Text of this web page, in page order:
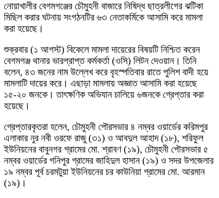
নোয়াখালীর বেগমগঞ্জের চৌমুহনী বাজারে নিষিদ্ধ ছাত্রলীগের ঝটিকা
মিছিল করার ঘটনায় সংগঠনটির ৬৩ নেতাকর্মিকে আসামি করে মামলা
করা হয়েছে।
শুক্রবার (১ আগস্ট) বিকেলে মামলা দায়েরের বিষয়টি নিশ্চিত করেন
বেগমগঞ্জ থানার ভারপ্রাপ্ত কর্মকর্তা (ওসি) লিটন দেওয়ান। তিনি
বলেন, ৪৩ জনের নাম উল্লেখ করে বৃহস্পতিবার রাতে পুলিশ বাদী হয়ে
মামলাটি দায়ের করে। এছাড়া মামলায় অজ্ঞাত আসামি করা হয়েছে
১৫-২০ জনকে। তাৎক্ষণিক অভিযান চালিয়ে ৬জনকে গ্রেপ্তার করা
হয়েছে।
গ্রেপ্তারকৃতরা হলেন, চৌমুহনী পৌরসভার ৪ নম্বর ওয়ার্ডের করিমপুর
এলাকার নুর নবী ওরফে রাজু (৩১) ও আবদুল আহাদ (১৮), শরিফুল
ইউনিয়নের বাবুনগর গ্রামের মো. শ্রাবণ (১৯), চৌমুহনী পৌরসভার ৫
নম্বর ওয়ার্ডের গনিপুর গ্রামের জাহিদুল হাসান (১৯) ও সদর উপজেলার
১৯ নম্বর পূর্ব চরমটুয়া ইউনিয়নের চর কাউনিয়া গ্রামের মো. আরমান
(১৯)।